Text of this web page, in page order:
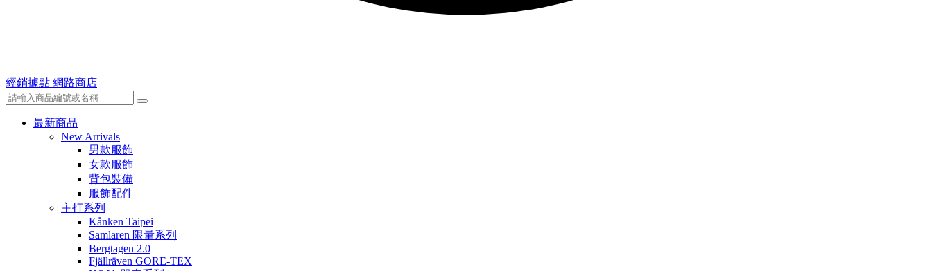
經銷據點 網路商店
最新商品
New Arrivals
男款服飾
女款服飾
背包裝備
服飾配件
主打系列
Kånken Taipei
Samlaren 限量系列
Bergtagen 2.0
Fjällräven GORE-TEX